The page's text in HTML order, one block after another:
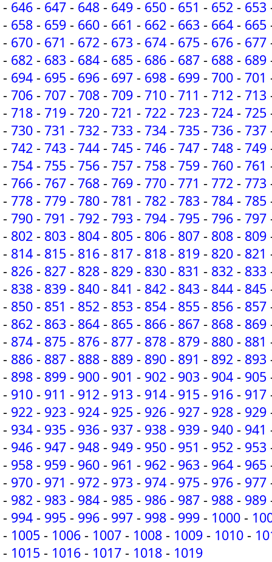
- 646 - 647 - 648 - 649 - 650 - 651 - 652 - 653
- 658 - 659 - 660 - 661 - 662 - 663 - 664 - 665
- 670 - 671 - 672 - 673 - 674 - 675 - 676 - 677
- 682 - 683 - 684 - 685 - 686 - 687 - 688 - 689
- 694 - 695 - 696 - 697 - 698 - 699 - 700 - 701
- 706 - 707 - 708 - 709 - 710 - 711 - 712 - 713
- 718 - 719 - 720 - 721 - 722 - 723 - 724 - 725
- 730 - 731 - 732 - 733 - 734 - 735 - 736 - 737
- 742 - 743 - 744 - 745 - 746 - 747 - 748 - 749
- 754 - 755 - 756 - 757 - 758 - 759 - 760 - 761
- 766 - 767 - 768 - 769 - 770 - 771 - 772 - 773
- 778 - 779 - 780 - 781 - 782 - 783 - 784 - 785
- 790 - 791 - 792 - 793 - 794 - 795 - 796 - 797
- 802 - 803 - 804 - 805 - 806 - 807 - 808 - 809
- 814 - 815 - 816 - 817 - 818 - 819 - 820 - 821
- 826 - 827 - 828 - 829 - 830 - 831 - 832 - 833
- 838 - 839 - 840 - 841 - 842 - 843 - 844 - 845
- 850 - 851 - 852 - 853 - 854 - 855 - 856 - 857
- 862 - 863 - 864 - 865 - 866 - 867 - 868 - 869
- 874 - 875 - 876 - 877 - 878 - 879 - 880 - 881
- 886 - 887 - 888 - 889 - 890 - 891 - 892 - 893
- 898 - 899 - 900 - 901 - 902 - 903 - 904 - 905
- 910 - 911 - 912 - 913 - 914 - 915 - 916 - 917
- 922 - 923 - 924 - 925 - 926 - 927 - 928 - 929
- 934 - 935 - 936 - 937 - 938 - 939 - 940 - 941
- 946 - 947 - 948 - 949 - 950 - 951 - 952 - 953
- 958 - 959 - 960 - 961 - 962 - 963 - 964 - 965
- 970 - 971 - 972 - 973 - 974 - 975 - 976 - 977
- 982 - 983 - 984 - 985 - 986 - 987 - 988 - 989
- 994 - 995 - 996 - 997 - 998 - 999 - 1000 -
- 1005 - 1006 - 1007 - 1008 - 1009 - 1010 -
- 1015 - 1016 - 1017 - 1018 - 1019